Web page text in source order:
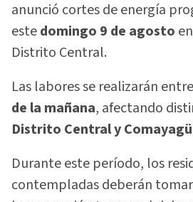
anunció cortes de energía
estedomingo 9 de agosto
Distrito Central.
Las labores se realizarán
de la mañana, afectando
Distrito Central y
Durante este período, los
contempladas deberán